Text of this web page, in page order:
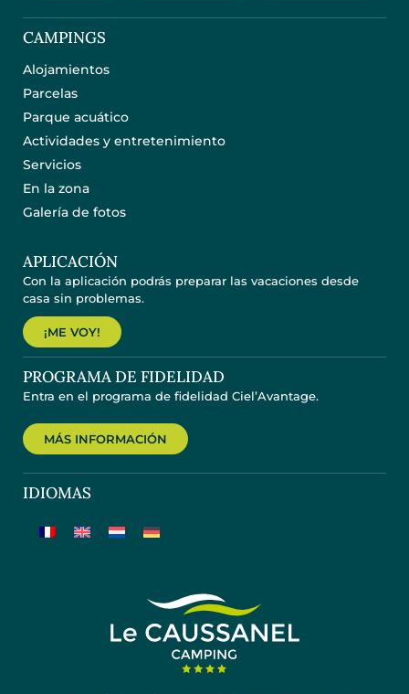
CAMPINGS
Alojamientos
Parcelas
Parque acuático
Actividades y entretenimiento
Servicios
En la zona
Galería de fotos
APLICACIÓN
Con la aplicación podrás preparar las vacaciones desde
casa sin problemas.
¡ME VOY!
PROGRAMA DE FIDELIDAD
Entra en el programa de fidelidad Ciel’Avantage.
MÁS INFORMACIÓN
IDIOMAS